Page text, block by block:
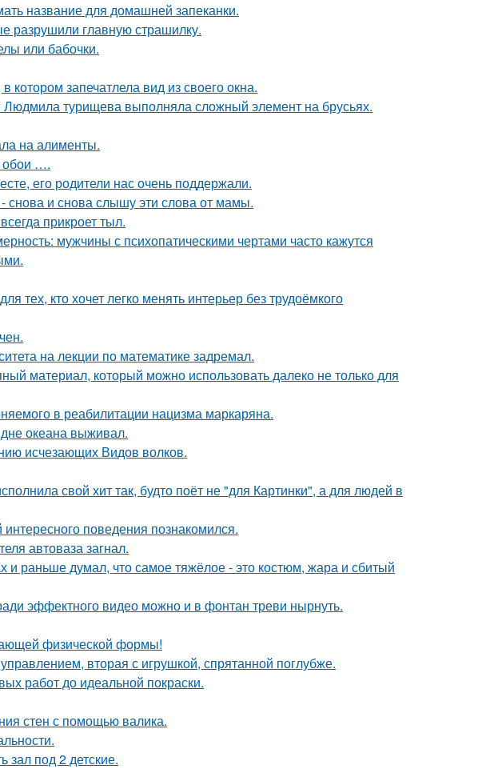
название для домашней запеканки.
разрушили главную страшилку.
или бабочки.
запечатлела вид из своего окна.
Людмила турищева выполняла сложный элемент на брусьях.
на алименты.
обои ….
его родители нас очень поддержали.
и снова слышу эти слова от мамы.
прикроет тыл.
мужчины с психопатическими чертами часто кажутся
тех, кто хочет легко менять интерьер без трудоёмкого
на лекции по математике задремал.
материал, который можно использовать далеко не только для
в реабилитации нацизма маркаряна.
океана выживал.
исчезающих Видов волков.
свой хит так, будто поёт не "для Картинки", а для людей в
поведения познакомился.
автоваза загнал.
и раньше думал, что самое тяжёлое - это костюм, жара и сбитый
эффектного видео можно и в фонтан треви нырнуть.
физической формы!
вторая с игрушкой, спрятанной поглубже.
работ до идеальной покраски.
стен с помощью валика.
под 2 детские.